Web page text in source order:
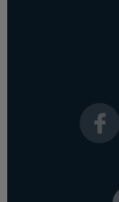
InstagramTikTok